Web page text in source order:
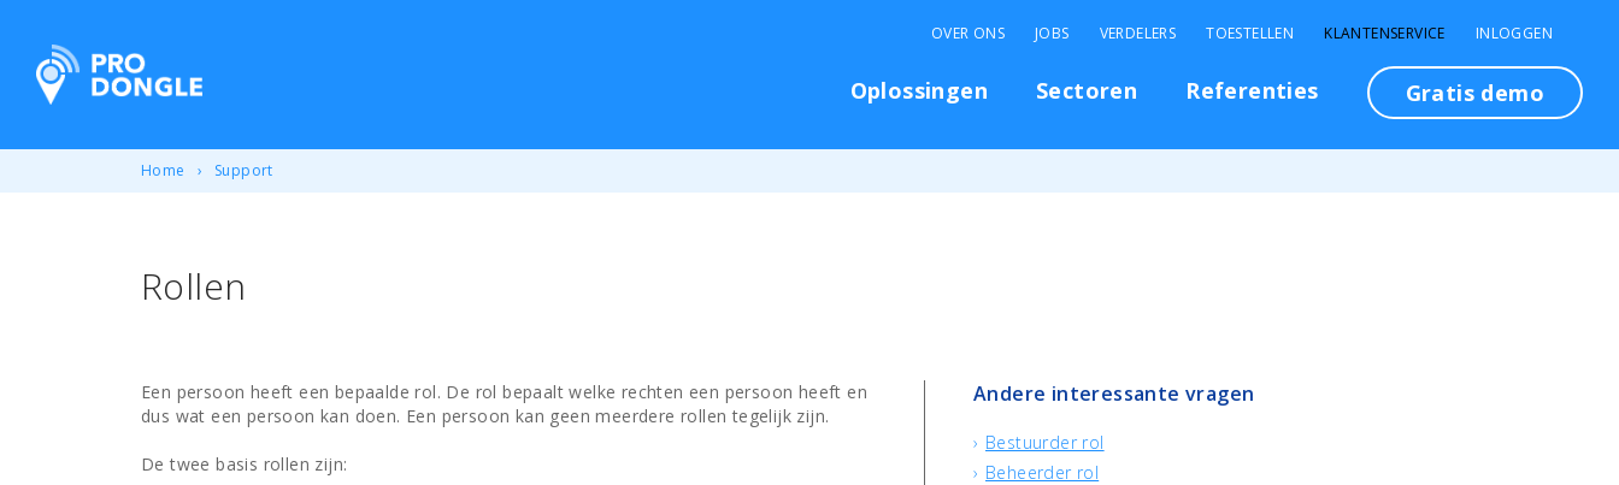
ProDongle Track & Trace
Oplossingen Sectoren Referenties Gratis demo
OVER ONS JOBS VERDELERS TOESTELLEN KLANTENSERVICE INLOGGEN
Home Support
Rollen
Een persoon heeft een bepaalde rol. De rol bepaalt welke rechten een persoon heeft en
dus wat een persoon kan doen. Een persoon kan geen meerdere rollen tegelijk zijn.
De twee basis rollen zijn:
Andere interessante vragen
Bestuurder rol
Beheerder rol